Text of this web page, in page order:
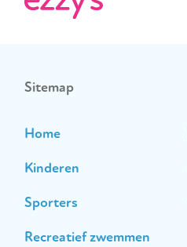
Sitemap
Home
Kinderen
Sporters
Recreatief zwemmen